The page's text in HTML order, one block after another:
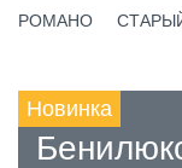
РОМАНО
Новинка